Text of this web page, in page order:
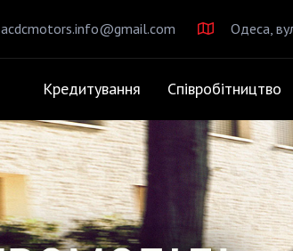
acdcmotors.info@gmail.com Одеса,
Кредитування Співробітництво